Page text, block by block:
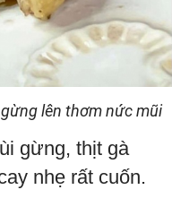
lên thơm nức mũi
gừng, thịt gà
nhẹ rất cuốn.